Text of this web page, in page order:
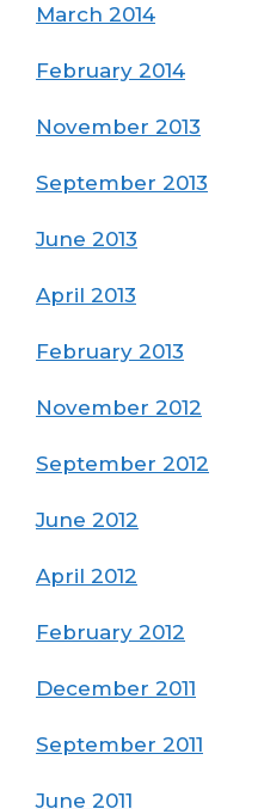
March 2014
February 2014
November 2013
September 2013
June 2013
April 2013
February 2013
November 2012
September 2012
June 2012
April 2012
February 2012
December 2011
September 2011
June 2011